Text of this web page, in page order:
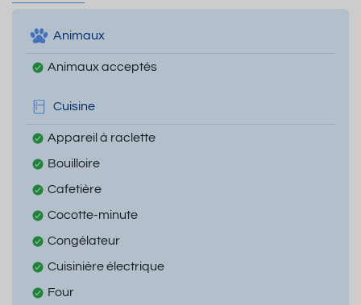
Animaux
Animaux acceptés
Cuisine
Appareil à raclette
Bouilloire
Cafetière
Cocotte-minute
Congélateur
Cuisinière électrique
Four